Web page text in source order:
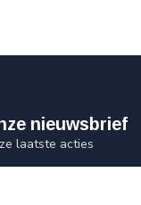
nieuwsbrief
laatste acties